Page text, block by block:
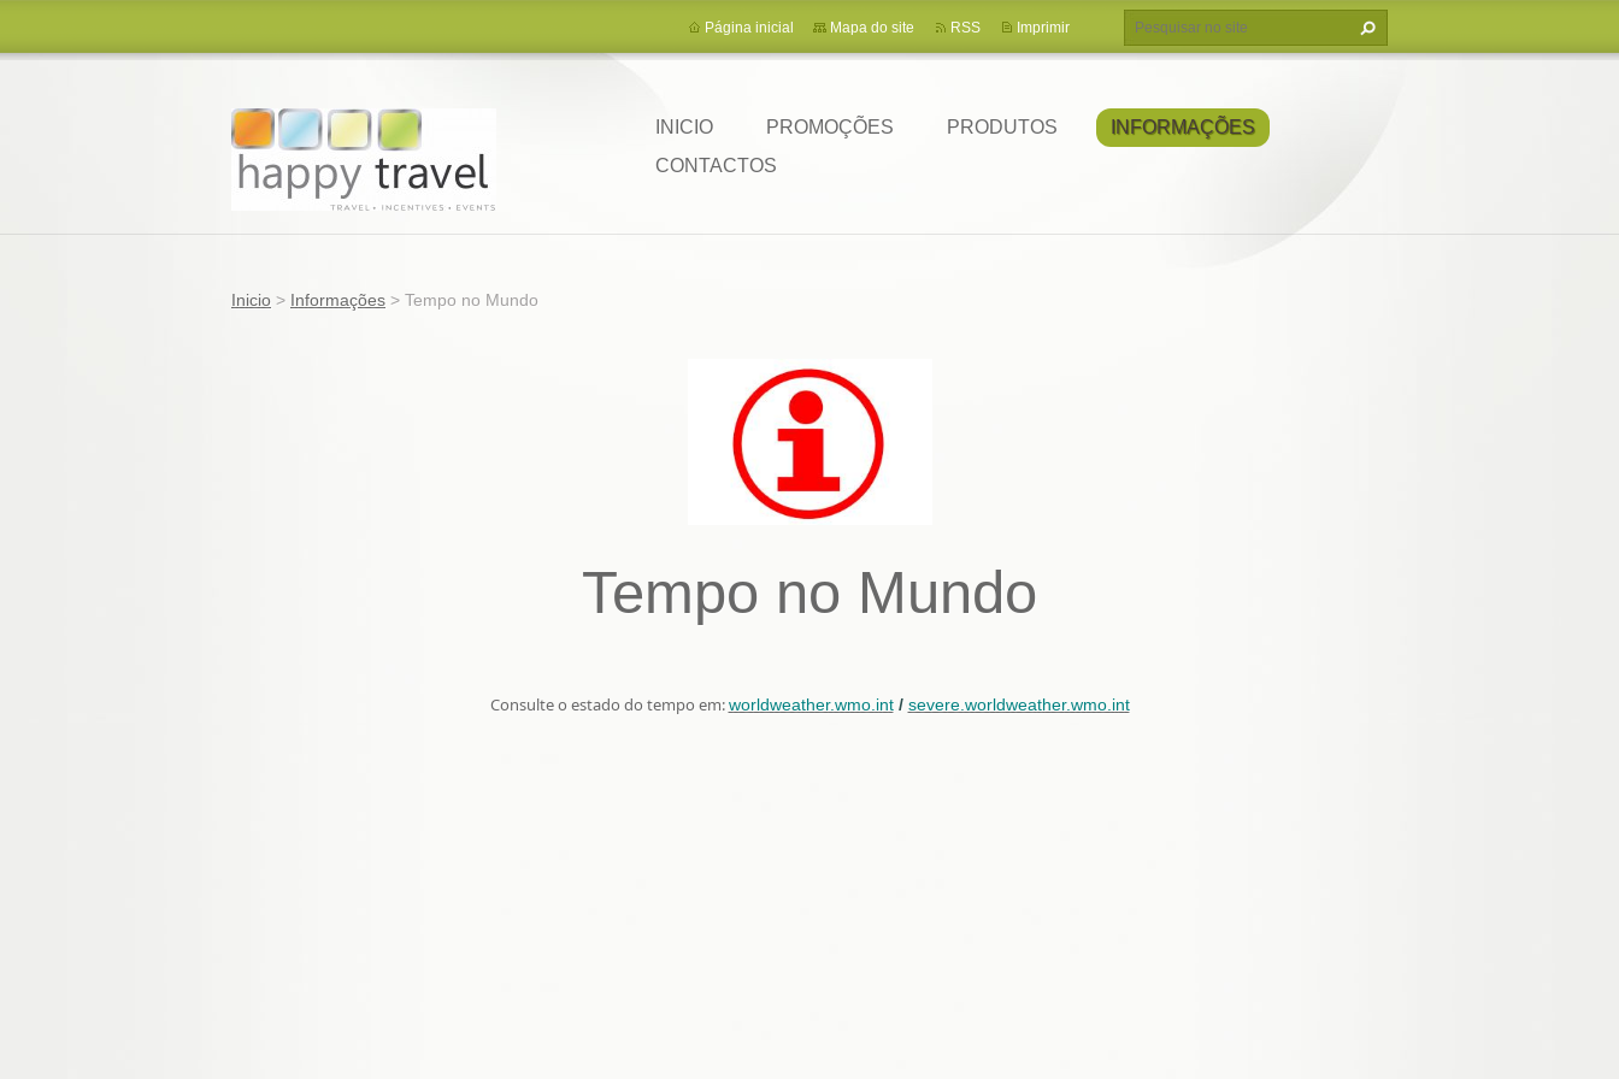
INICIO PROMOÇÕES PRODUTOS
INFORMAÇÕES
CONTACTOS
Página inicial Mapa do site RSS Imprimir
Inicio > Informações > Tempo no Mundo
Tempo no Mundo
Consulte o estado do tempo em:worldweather.wmo.int/ severe.worldweather.wmo.int